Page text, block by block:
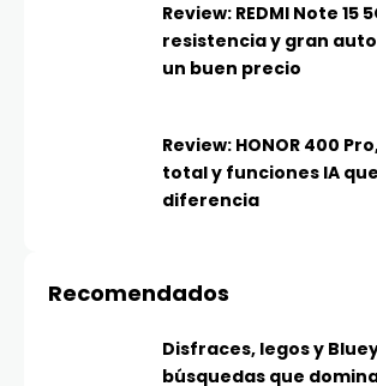
Review: REDMI Note 15
resistencia y gran
un buen precio
Review: HONOR 400
total y funciones IA
diferencia
Recomendados
Disfraces, legos y
búsquedas que